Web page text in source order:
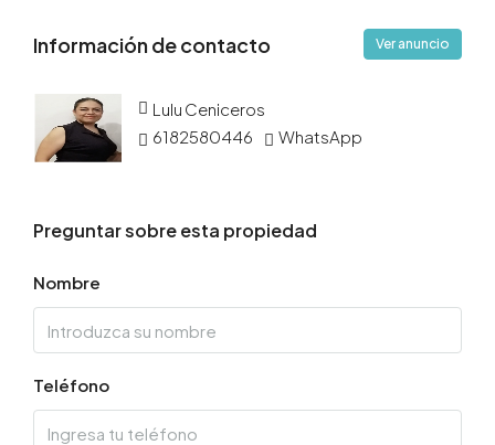
Información de contacto Ver anuncio
Lulu Ceniceros
6182580446
WhatsApp
Preguntar sobre esta propiedad
Nombre
Teléfono